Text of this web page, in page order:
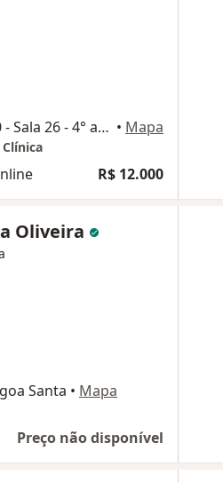
Rua Coronel Durães, 170 - Sala 26 - 4° andar - Bela Vista., Lagoa Santa • Mapa
R$ 12.000
Oliveira
Santa • Mapa
Preço não disponível